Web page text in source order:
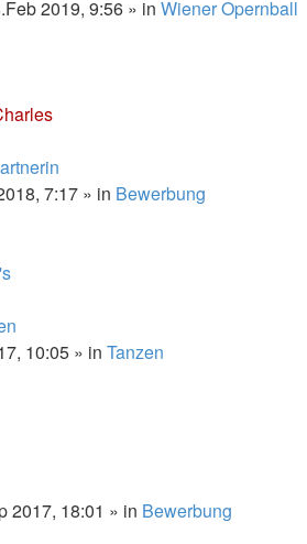
2019, 9:56 » in Wiener Opernball
7:17 » in Bewerbung
10:05 » in Tanzen
2017, 18:01 » in Bewerbung